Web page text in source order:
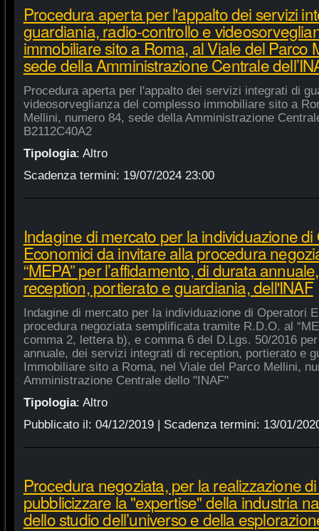
Procedura aperta per l'appalto dei servizi
guardiania, radio-controllo e
immobiliare sito a Roma, al Viale del Parco
sede della Amministrazione Centrale
Procedura aperta per l'appalto dei servizi integrati di
videosorveglianza del complesso immobiliare sito a
Mellini, numero 84, sede della Amministrazione
B2112C40A2
Tipologia: Altro
Scadenza termini: 19/07/2024 23:00
Indagine di mercato per la individuazione
Economici da invitare alla procedura
“MEPA” per l’affidamento, di durata
reception, portierato e guardiania, dell'INAF
Indagine di mercato per la individuazione di Operatori
procedura negoziata semplificata tramite R.D.O. al
comma 2, lettera b), e comma 6 del D.Lgs. 50/2016
annuale, dei servizi integrati di reception, portierato e
Immobiliare sito a Roma, nel Viale del Parco Mellini,
Amministrazione Centrale dello "INAF"
Tipologia: Altro
Pubblicato il: 04/12/2019| Scadenza termini: 13/01/
Procedura negoziata, per la realizzazione
pubblicizzare la "expertise" della industria
dello studio dell’universo e della